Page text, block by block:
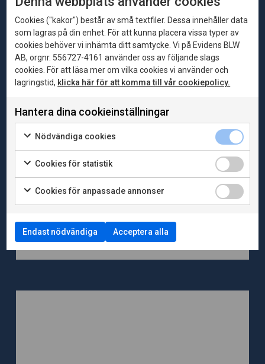
Det brustna samhällskontraktet – ny rapport om
har Evidens tagit fram en rapport om utmaningarna
Cookies ("kakor") består av små textfiler. Dessa innehåller data
som lagras på din enhet. För att kunna placera vissa typer av
cookies behöver vi inhämta ditt samtycke. Vi på Evidens BLW
AB, orgnr. 556727-4161 använder oss av följande slags
cookies. För att läsa mer om vilka cookies vi använder och
lagringstid, klicka här för att komma till vår cookiepolicy.
Hantera dina cookieinställningar
Nödvändiga cookies
Cookies för statistik
Cookies för anpassade annonser
Endast nödvändiga Acceptera alla